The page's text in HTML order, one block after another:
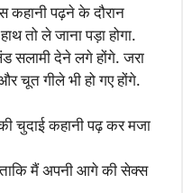
कहानी पढ़ने के दौरान
तो ले जाना पड़ा होगा.
देने लगे होंगे. जरा
चूत गीले भी हो गए होंगे.
चुदाई कहानी पढ़ कर मजा
मैं अपनी आगे की सेक्स